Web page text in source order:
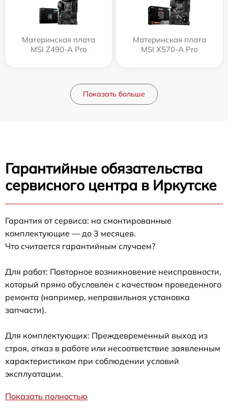
Материнская плата
MSI Z490-A Pro
Материнская плата
MSI X570-A Pro
Показать больше
Гарантийные обязательства
сервисного центра в Иркутске
Гарантия от сервиса: на смонтированные
комплектующие — до 3 месяцев.
Что считается гарантийным случаем?
Для работ: Повторное возникновение неисправности,
который прямо обусловлен с качеством проведенного
ремонта (например, неправильная установка
запчасти).
Для комплектующих: Преждевременный выход из
строя, отказ в работе или несоответствие заявленным
характеристикам при соблюдении условий
эксплуатации.
Показать полностью